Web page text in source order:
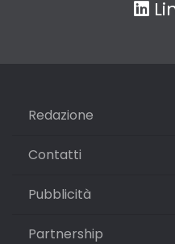
Redazione
Contatti
Pubblicità
Partnership